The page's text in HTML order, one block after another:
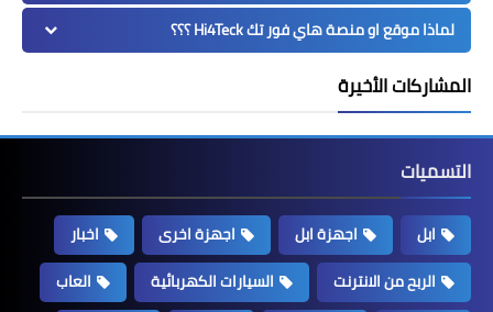
لماذا موقع او منصة هاي فور تك Hi4Teck ؟؟؟
المشاركات الأخيرة
التسميات
ابل اجهزة ابل اجهزة اخرى
اخبار
الربح من الانترنت
السيارات الكهربائية
العاب